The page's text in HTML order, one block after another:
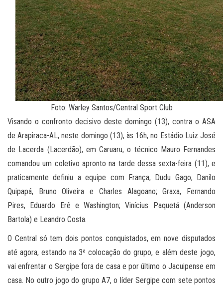
Foto: Warley Santos/Central Sport Club
Visando o confronto decisivo deste domingo (13), contra o ASA
de Arapiraca-AL, neste domingo (13), às 16h, no Estádio Luiz José
de Lacerda (Lacerdão), em Caruaru, o técnico Mauro Fernandes
comandou um coletivo apronto na tarde dessa sexta-feira (11), e
praticamente definiu a equipe com França, Dudu Gago, Danilo
Quipapá, Bruno Oliveira e Charles Alagoano; Graxa, Fernando
Pires, Eduardo Erê e Washington; Vinícius Paquetá (Anderson
Bartola) e Leandro Costa.
O Central só tem dois pontos conquistados, em nove disputados
até agora, estando na 3ª colocação do grupo, e além deste jogo,
vai enfrentar o Sergipe fora de casa e por último o Jacuipense em
casa. No outro jogo do grupo A7, o líder Sergipe com sete pontos